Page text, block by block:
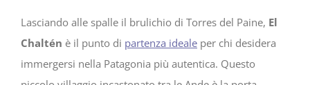
Lasciando alle spalle il brulichio di Torres del Paine, El
Chaltén è il punto di partenza ideale per chi desidera
immergersi nella Patagonia più autentica. Questo